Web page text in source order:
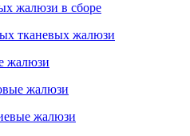
жалюзи в сборе
тканевых жалюзи
жалюзи
жалюзи
жалюзи